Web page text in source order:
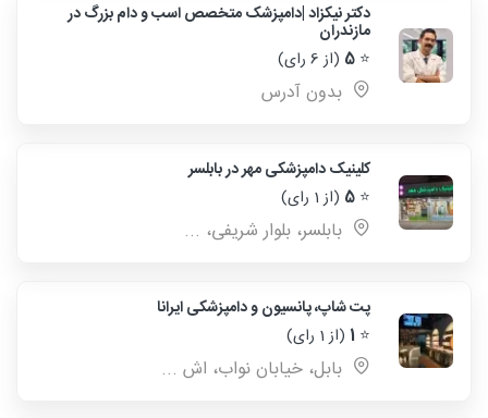
دکتر نیکزاد |دامپزشک متخصص اسب و دام بزرگ در
مازندران
⭐
5 (از 6 رای)
بدون آدرس
کلینیک دامپزشکی مهر در بابلسر
⭐
5 (از 1 رای)
بابلسر، بلوار شریفی، ...
پت شاپ، پانسیون و دامپزشکی ایرانا
⭐
1 (از 1 رای)
بابل، خیابان نواب، اش ...